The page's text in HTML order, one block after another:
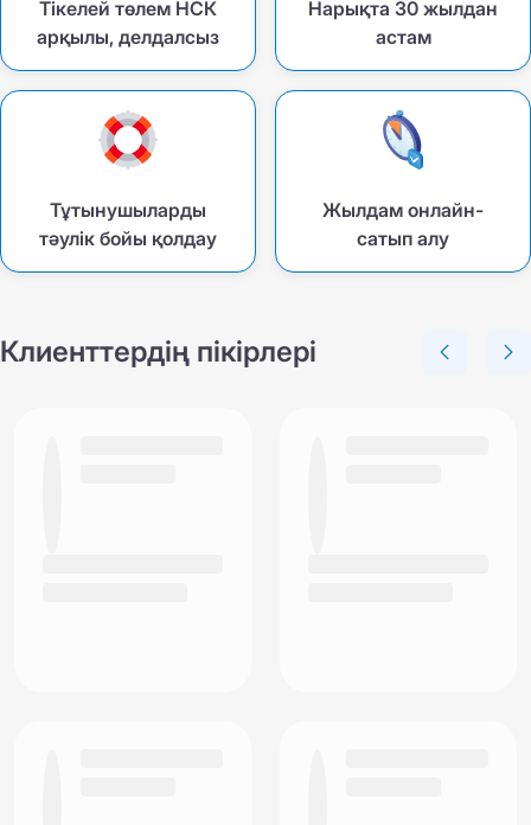
Тікелей төлем НСК
арқылы, делдалсыз
Нарықта 30 жылдан
астам
Тұтынушыларды
тәулік бойы қолдау
Жылдам онлайн-
сатып алу
Клиенттердің пікірлері